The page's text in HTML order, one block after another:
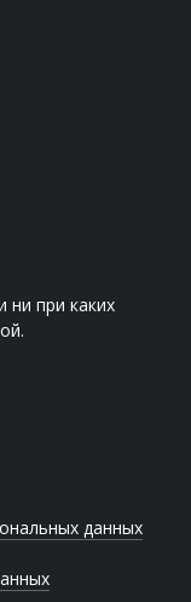
ни при каких
данных